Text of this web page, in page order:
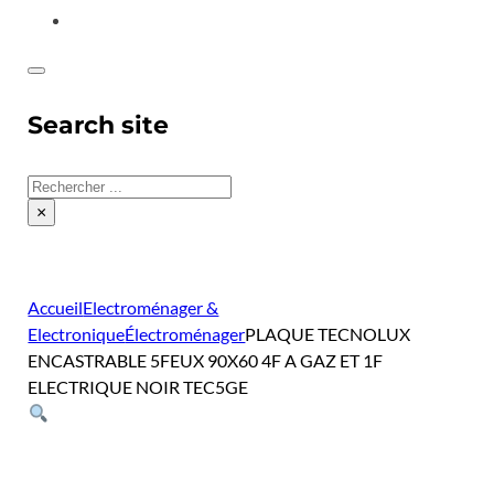
Search site
Rechercher
×
AccueilElectroménager &
ElectroniqueÉlectroménagerPLAQUE TECNOLUX
ENCASTRABLE 5FEUX 90X60 4F A GAZ ET 1F
ELECTRIQUE NOIR TEC5GE